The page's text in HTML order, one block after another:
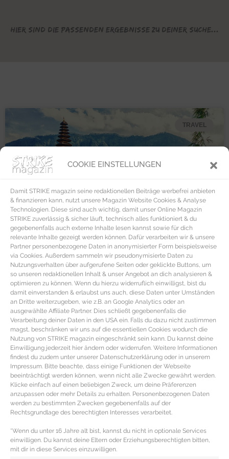
COOKIE EINSTELLUNGEN
Damit STRIKE magazin seine redaktionellen Beiträge werbefrei anbieten
& finanzieren kann, nutzt unsere Magazin Website Cookies & Analyse
Technologien. Diese sind auch wichtig, damit unser Online Magazin
STRIKE zuverlässig & sicher läuft, technisch alles funktioniert & du
gegebenenfalls auch externe Inhalte lesen kannst sowie für dich
relevante Inhalte gezeigt werden können. Dafür verarbeiten wir & unsere
Partner personenbezogene Daten in anonymisierter Form beispielsweise
via Cookies. Außerdem sammeln wir pseudonymisierte Daten zu
Nutzungsverhalten über aufgerufene Seiten oder geklickte Buttons, um
so unseren redaktionellen Inhalt & unser Angebot an dich analysieren &
optimieren zu können. Wenn du hierzu widerruflich einwilligst, bist du
damit einverstanden & erlaubst uns auch, diese Daten unter Umständen
an Dritte weiterzugeben, wie z.B. an Google Analytics oder an
ausgewählte Affiliate Partner. Dies schließt gegebenenfalls die
Verarbeitung deiner Daten in den USA ein. Falls du dazu nicht zustimmen
magst, beschränken wir uns auf die essentiellen Cookies wodurch die
Nutzung von STRIKE magazin eingeschränkt sein kann. Du kannst deine
Einwilligung jederzeit hier ändern oder widerrufen. Weitere Informationen
findest du zudem unter unserer Datenschutzerklärung oder in unserem
Impressum. Bitte beachte, dass einige Funktionen der Webseite
beeinträchtigt werden können, wenn nicht alle Zwecke gewährt werden.
Klicke einfach auf einen beliebigen Zweck, um deine Präferenzen
anzupassen oder mehr Details zu erhalten. Personenbezogenen Daten
werden zu bestimmten Zwecken gegebenenfalls auf der
Rechtsgrundlage des berechtigten Interesses verarbeitet.
*Wenn du unter 16 Jahre alt bist, kannst du nicht in optionale Services
einwilligen. Du kannst deine Eltern oder Erziehungsberechtigten bitten,
mit dir in diese Services einzuwilligen.
Hier sind die passenden Ergebnisse zu deiner Suche...
TRAVEL
TRAVELGUIDE BALI – Traumstrände,
Exotik und Kultur im Indischen
Ozean
Reisetipp Bali – Exotik, Kultur & Traumstrände auf Bali
Bali ist die Insel der Götter, der Tempel – und Touristen.